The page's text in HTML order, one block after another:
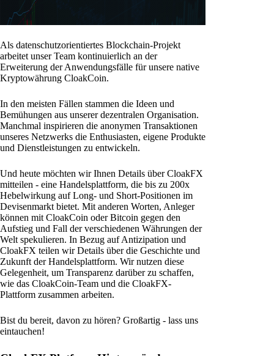
Als datenschutzorientiertes Blockchain-Projekt
arbeitet unser Team kontinuierlich an der
Erweiterung der Anwendungsfälle für unsere native
Kryptowährung CloakCoin.
In den meisten Fällen stammen die Ideen und
Bemühungen aus unserer dezentralen Organisation.
Manchmal inspirieren die anonymen Transaktionen
unseres Netzwerks die Enthusiasten, eigene Produkte
und Dienstleistungen zu entwickeln.
Und heute möchten wir Ihnen Details über CloakFX
mitteilen - eine Handelsplattform, die bis zu 200x
Hebelwirkung auf Long- und Short-Positionen im
Devisenmarkt bietet. Mit anderen Worten, Anleger
können mit CloakCoin oder Bitcoin gegen den
Aufstieg und Fall der verschiedenen Währungen der
Welt spekulieren. In Bezug auf Antizipation und
CloakFX teilen wir Details über die Geschichte und
Zukunft der Handelsplattform. Wir nutzen diese
Gelegenheit, um Transparenz darüber zu schaffen,
wie das CloakCoin-Team und die CloakFX-
Plattform zusammen arbeiten.
Bist du bereit, davon zu hören? Großartig - lass uns
eintauchen!